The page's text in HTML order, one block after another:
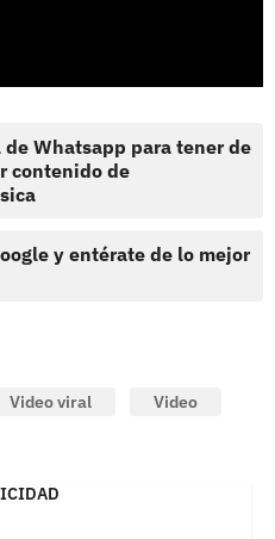
Whatsapp para tener de
contenido de
y entérate de lo mejor
Video viral Video